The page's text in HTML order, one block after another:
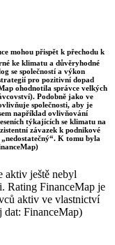
mohou přispět k přechodu k
ke klimatu a důvěryhodné
se společností a výkon
pro pozitivní dopad
ohodnotila správce velkých
Podobně jako ve
společnosti, aby je
například ovlivňování
týkajících se klimatu na
závazek k podnikové
K tomu byla
aktiv ještě nebyl
Rating FinanceMap je
aktiv ve vlastnictví
dat: FinanceMap)